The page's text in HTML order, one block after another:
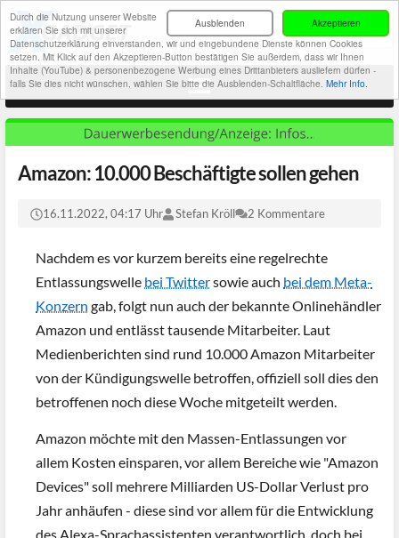
Akzeptieren
Ausblenden
Durch die Nutzung unserer Website
erklären Sie sich mit unserer
Datenschutzerklärung einverstanden, wir und eingebundene Dienste können Cookies
setzen. Mit Klick auf den Akzeptieren-Button bestätigen Sie außerdem, dass wir Ihnen
Inhalte (YouTube) & personenbezogene Werbung eines Drittanbieters ausliefern dürfen -
falls Sie dies nicht wünschen, wählen Sie bitte die Ausblenden-Schaltfläche. Mehr Info.
Amazon: 10.000 Beschäftigte sollen gehen
16.11.2022, 04:17 Uhr Stefan Kröll 2 Kommentare
Nachdem es vor kurzem bereits eine regelrechte
Entlassungswelle bei Twittersowie auch bei dem Meta-
Konzern gab, folgt nun auch der bekannte Onlinehändler
Amazon und entlässt tausende Mitarbeiter. Laut
Medienberichten sind rund 10.000 Amazon Mitarbeiter
von der Kündigungswelle betroffen, offiziell soll dies den
betroffenen noch diese Woche mitgeteilt werden.
Amazon möchte mit den Massen-Entlassungen vor
allem Kosten einsparen, vor allem Bereiche wie "Amazon
Devices" soll mehrere Milliarden US-Dollar Verlust pro
Jahr anhäufen - diese sind vor allem für die Entwicklung
des Alexa-Sprachassistenten verantwortlich, doch bei